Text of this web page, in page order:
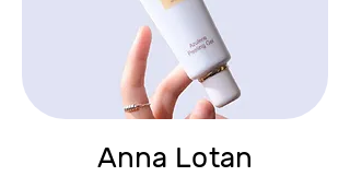
Anna Lotan